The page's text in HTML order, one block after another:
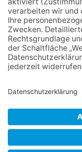
11.05.2026